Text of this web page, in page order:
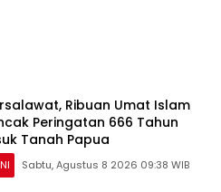
Ribuan Umat Islam
Peringatan 666 Tahun
Tanah Papua
Sabtu, Agustus 8 2026 09:38 WIB